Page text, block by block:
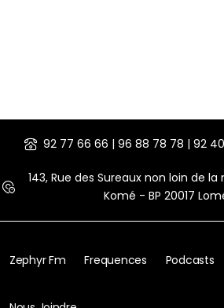
92 77 66 66 | 96 88 78 78 | 92
143, Rue des Sureaux non loin de
Komé - BP 20017
Zephyr Fm Frequences Podcasts